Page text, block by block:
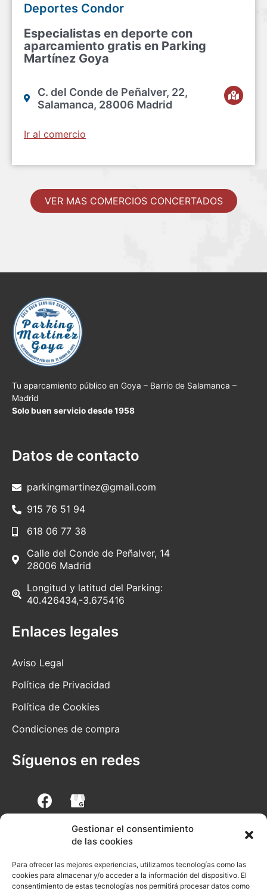
Gestionar el consentimiento
de las cookies
Para ofrecer las mejores experiencias, utilizamos tecnologías como las
cookies para almacenar y/o acceder a la información del dispositivo. El
consentimiento de estas tecnologías nos permitirá procesar datos como
Deportes Condor
Especialistas en deporte con
aparcamiento gratis en Parking
Martínez Goya
C. del Conde de Peñalver, 22,
Salamanca, 28006 Madrid
Ir al comercio
VER MAS COMERCIOS CONCERTADOS
Tu aparcamiento público en Goya – Barrio de Salamanca –
Madrid
Solo buen servicio desde 1958
Datos de contacto
parkingmartinez@gmail.com
915 76 51 94
618 06 77 38
Calle del Conde de Peñalver, 14
28006 Madrid
Longitud y latitud del Parking:
40.426434,-3.675416
Enlaces legales
Aviso Legal
Política de Privacidad
Política de Cookies
Condiciones de compra
Síguenos en redes
a
c
e
o
k